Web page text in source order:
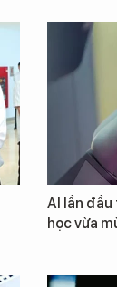
AI lần đầu
học vừa